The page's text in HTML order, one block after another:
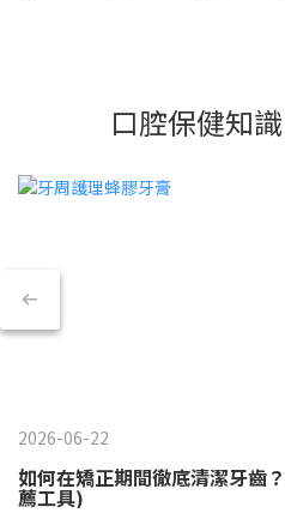
口腔保健知
2026-06-22
如何在矯正期間徹底清潔牙齒
薦工具)